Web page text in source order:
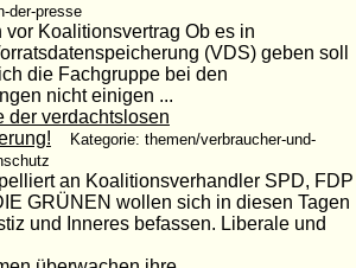
der-presse
vor Koalitionsvertrag Ob es in
(VDS) geben soll
die Fachgruppe bei den
nicht einigen ...
der verdachtslosen
Kategorie: themen/verbraucher-und-
an Koalitionsverhandler SPD, FDP
GRÜNEN wollen sich in diesen Tagen
und Inneres befassen. Liberale und